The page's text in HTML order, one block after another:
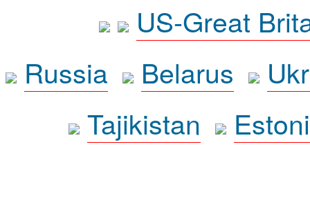
US-Great
Russia
Belarus
Tajikistan